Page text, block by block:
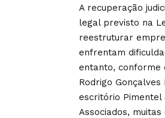
A recuperação
legal previsto na
reestruturar
enfrentam
entanto, conforme
Rodrigo
escritório Pimentel
Associados,